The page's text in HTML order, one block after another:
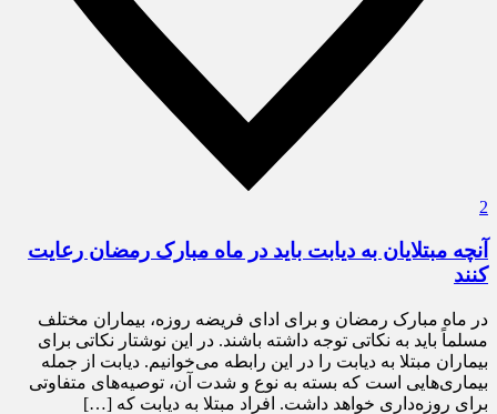
2
آنچه مبتلایان به دیابت باید در ماه مبارک رمضان رعایت
کنند
در ماه مبارک رمضان و برای ادای فریضه روزه‌، بیماران مختلف
مسلماً باید به نکاتی توجه داشته باشند. در این نوشتار نکاتی برای
بیماران مبتلا به دیابت را در این رابطه می‌خوانیم. دیابت از جمله
بیماری‌هایی است که بسته به نوع و شدت آن، توصیه‌های متفاوتی
برای روزه‌داری خواهد داشت. افراد مبتلا به دیابت که […]